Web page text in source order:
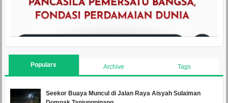
Populars Archive Tags
Seekor Buaya Muncul di Jalan Raya Aisyah Sulaiman